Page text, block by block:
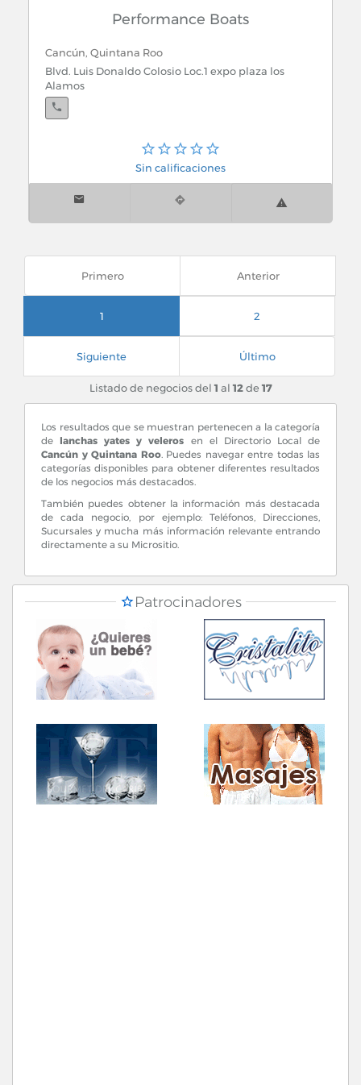
Performance Boats
Cancún, Quintana Roo
Blvd. Luis Donaldo Colosio Loc.1 expo plaza los
Alamos
Sin calificaciones
Primero Anterior
1 2
Siguiente Último
Listado de negocios del1 al12de17
Los resultados que se muestran pertenecen a la categoría
de lanchas yates y veleros en el Directorio Local de
Cancún y Quintana Roo. Puedes navegar entre todas las
categorías disponibles para obtener diferentes resultados
de los negocios más destacados.
También puedes obtener la información más destacada
de cada negocio, por ejemplo: Teléfonos, Direcciones,
Sucursales y mucha más información relevante entrando
directamente a su Micrositio.
Patrocinadores